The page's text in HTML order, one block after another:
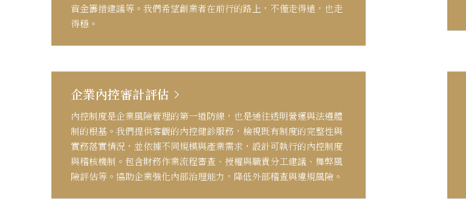
資金籌措建議等。我們希望創業者在前行的路上，不僅走得遠，也走
得穩。
企業內控審計評估
內控制度是企業風險管理的第一道防線，也是通往透明營運與法遵體
制的根基。我們提供客觀的內控健診服務，檢視既有制度的完整性與
實務落實情況，並依據不同規模與產業需求，設計可執行的內控制度
與稽核機制。包含財務作業流程審查、授權與職責分工建議、舞弊風
險評估等。協助企業強化內部治理能力，降低外部稽查與違規風險。